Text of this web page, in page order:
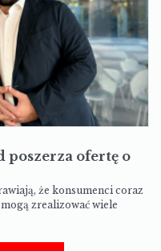
poszerza ofertę o
że konsumenci coraz
zrealizować wiele